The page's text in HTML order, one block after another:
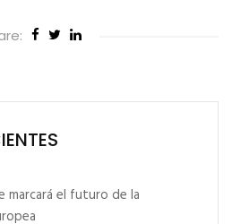
marcará el futuro de la